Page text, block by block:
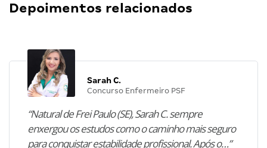
Depoimentos relacionados
Sarah C.
Concurso Enfermeiro PSF
“Natural de Frei Paulo (SE), Sarah C. sempre
enxergou os estudos como o caminho mais seguro
para conquistar estabilidade profissional. Após o…”